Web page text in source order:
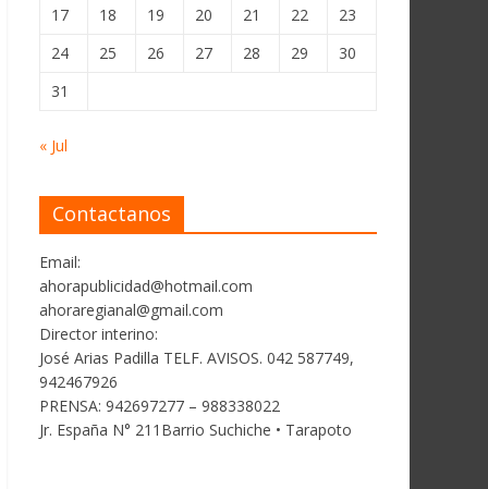
17
18 19 20 21 22
23
24
25 26 27 28 29
30
31
« Jul
Contactanos
Email:
ahorapublicidad@hotmail.com
ahoraregianal@gmail.com
Director interino:
José Arias Padilla TELF. AVISOS. 042 587749,
942467926
PRENSA: 942697277 – 988338022
Jr. España N° 211Barrio Suchiche • Tarapoto